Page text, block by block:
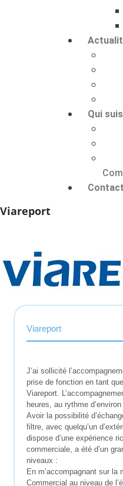
Qui
Contact
Viareport
Viareport
J’ai sollicité
prise de fonction en tant
Viareport.
heures, au rythme
Avoir la possibilité
filtre, avec quelqu’un
dispose d’une expérience
commerciale, a été d’un
niveaux :
En m’accompagnant sur la
Commercial au niveau de